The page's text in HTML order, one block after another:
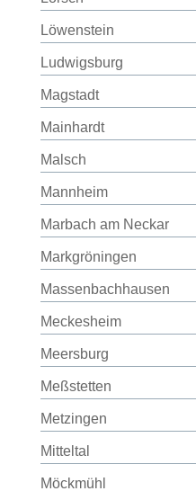
Löwenstein
Ludwigsburg
Magstadt
Mainhardt
Malsch
Mannheim
Marbach am Neckar
Markgröningen
Massenbachhausen
Meckesheim
Meersburg
Meßstetten
Metzingen
Mitteltal
Möckmühl